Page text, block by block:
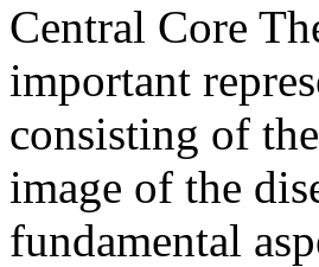
Central Core
important
consisting of
image of the
fundamental